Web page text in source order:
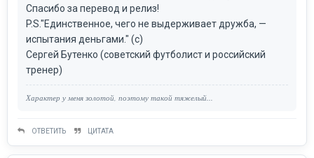
Спасибо за перевод и релиз!
P.S."Единственное, чего не выдерживает дружба, —
испытания деньгами." (с)
Сергей Бутенко (советский футболист и российский
тренер)
Характер у меня золотой, поэтому такой тяжелый...
ОТВЕТИТЬ ЦИТАТА